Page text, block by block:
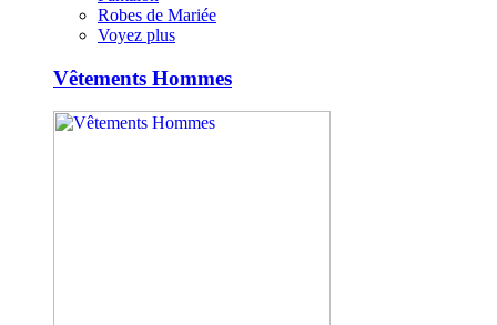
Robes de Mariée
Voyez plus
Vêtements Hommes